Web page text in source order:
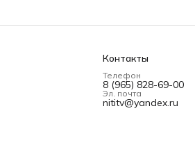
Контакты
Телефон
8 (965) 828-69-00
Эл. почта
nititv@yandex.ru